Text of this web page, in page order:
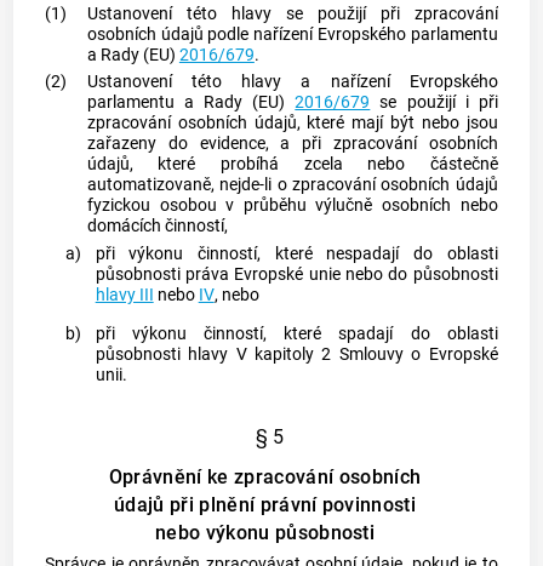
(1)
Ustanovení této hlavy se použijí při zpracování
osobních údajů podle nařízení Evropského parlamentu
a Rady (EU) 2016/679.
(2)
Ustanovení této hlavy a nařízení Evropského
parlamentu a Rady (EU)2016/679 se použijí i při
zpracování osobních údajů, které mají být nebo jsou
zařazeny do evidence, a při zpracování osobních
údajů, které probíhá zcela nebo částečně
automatizovaně, nejde-li o zpracování osobních údajů
fyzickou osobou v průběhu výlučně osobních nebo
domácích činností,
a)
při výkonu činností, které nespadají do oblasti
působnosti práva Evropské unie nebo do působnosti
hlavy III nebo IV, nebo
b)
při výkonu činností, které spadají do oblasti
působnosti hlavy V kapitoly 2 Smlouvy o Evropské
unii.
§ 5
Oprávnění ke zpracování osobních
údajů při plnění právní povinnosti
nebo výkonu působnosti